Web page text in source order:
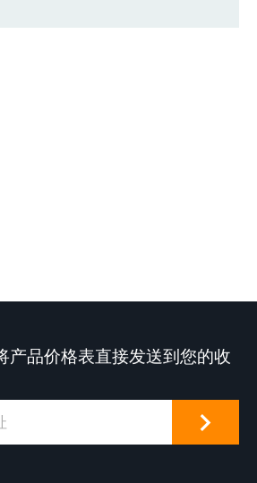
产品价格表直接发送到您的收